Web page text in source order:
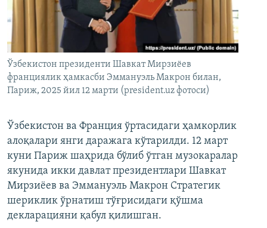
Ўзбекистон президенти Шавкат Мирзиёев
франциялик ҳамкасби Эммануэль Макрон билан,
Париж, 2025 йил 12 марти (president.uz фотоси)
Ўзбекистон ва Франция ўртасидаги ҳамкорлик
алоқалари янги даражага кўтарилди. 12 март
куни Париж шаҳрида бўлиб ўтган музокаралар
якунида икки давлат президентлари Шавкат
Мирзиёев ва Эммануэль Макрон Стратегик
шериклик ўрнатиш тўғрисидаги қўшма
декларацияни қабул қилишган.